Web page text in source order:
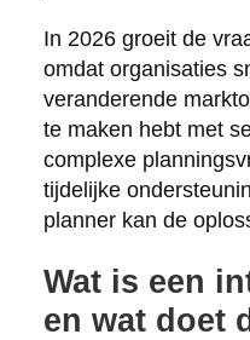
In 2026 groeit de
omdat organisaties
veranderende
te maken hebt met
complexe
tijdelijke
planner kan de
Wat is een
en wat doet